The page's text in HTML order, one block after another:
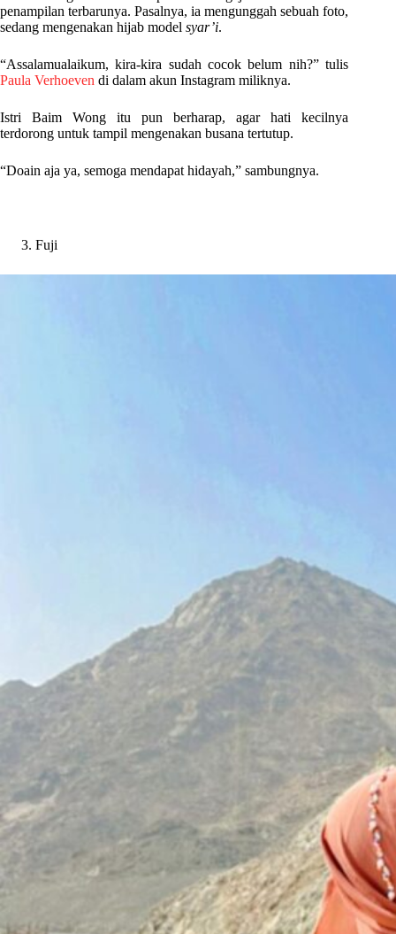
penampilan terbarunya. Pasalnya, ia mengunggah sebuah foto,
sedang mengenakan hijab model syar’i.
“Assalamualaikum, kira-kira sudah cocok belum nih?” tulis
Paula Verhoeven di dalam akun Instagram miliknya.
Istri Baim Wong itu pun berharap, agar hati kecilnya
terdorong untuk tampil mengenakan busana tertutup.
“Doain aja ya, semoga mendapat hidayah,” sambungnya.
Fuji